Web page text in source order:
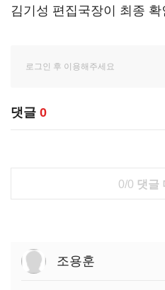
김기성 편집국장이 최종 확
댓글 0
0/0 댓글
조용훈